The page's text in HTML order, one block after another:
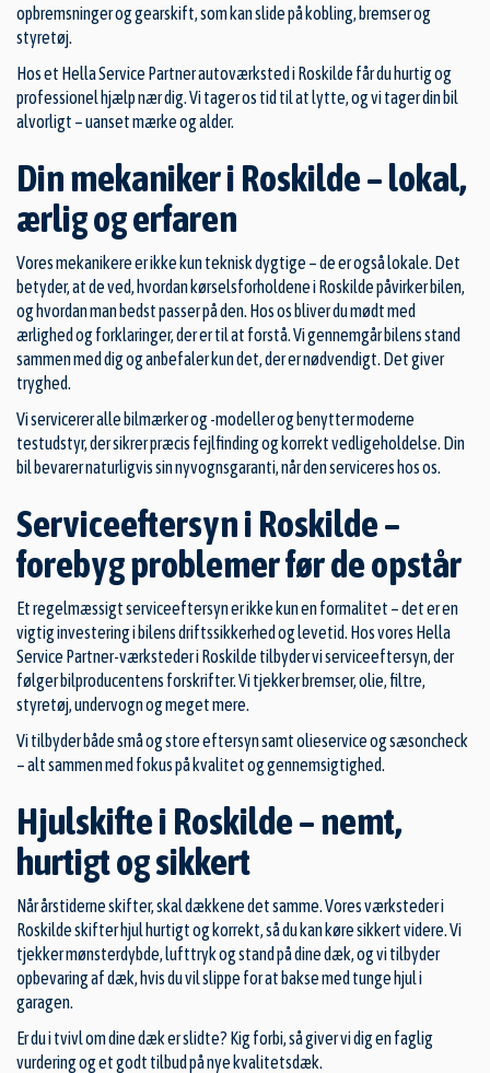
opbremsninger og gearskift, som kan slide på kobling, bremser og
styretøj.
Hos et Hella Service Partner autoværksted i Roskilde får du hurtig og
professionel hjælp nær dig. Vi tager os tid til at lytte, og vi tager din bil
alvorligt – uanset mærke og alder.
Din mekaniker i Roskilde – lokal,
ærlig og erfaren
Vores mekanikere er ikke kun teknisk dygtige – de er også lokale. Det
betyder, at de ved, hvordan kørselsforholdene i Roskilde påvirker bilen,
og hvordan man bedst passer på den. Hos os bliver du mødt med
ærlighed og forklaringer, der er til at forstå. Vi gennemgår bilens stand
sammen med dig og anbefaler kun det, der er nødvendigt. Det giver
tryghed.
Vi servicerer alle bilmærker og -modeller og benytter moderne
testudstyr, der sikrer præcis fejlfinding og korrekt vedligeholdelse. Din
bil bevarer naturligvis sin nyvognsgaranti, når den serviceres hos os.
Serviceeftersyn i Roskilde –
forebyg problemer før de opstår
Et regelmæssigt serviceeftersyn er ikke kun en formalitet – det er en
vigtig investering i bilens driftssikkerhed og levetid. Hos vores Hella
Service Partner-værksteder i Roskilde tilbyder vi serviceeftersyn, der
følger bilproducentens forskrifter. Vi tjekker bremser, olie, filtre,
styretøj, undervogn og meget mere.
Vi tilbyder både små og store eftersyn samt olieservice og sæsoncheck
– alt sammen med fokus på kvalitet og gennemsigtighed.
Hjulskifte i Roskilde – nemt,
hurtigt og sikkert
Når årstiderne skifter, skal dækkene det samme. Vores værksteder i
Roskilde skifter hjul hurtigt og korrekt, så du kan køre sikkert videre. Vi
tjekker mønsterdybde, lufttryk og stand på dine dæk, og vi tilbyder
opbevaring af dæk, hvis du vil slippe for at bakse med tunge hjul i
garagen.
Er du i tvivl om dine dæk er slidte? Kig forbi, så giver vi dig en faglig
vurdering og et godt tilbud på nye kvalitetsdæk.